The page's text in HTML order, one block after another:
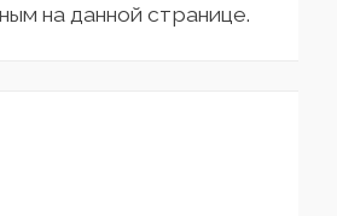
на данной странице.